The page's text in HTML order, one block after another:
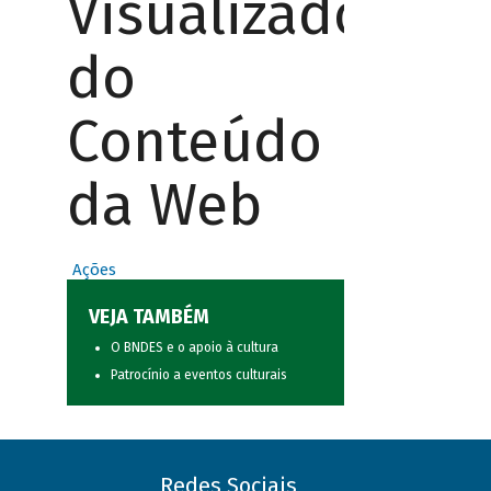
Visualizador
do
Conteúdo
da Web
Ações
VEJA TAMBÉM
O BNDES e o apoio à cultura
Patrocínio a eventos culturais
Redes Sociais